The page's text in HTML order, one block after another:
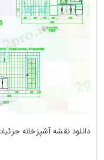
دانلود نقشه آشپزخانه جزئیات